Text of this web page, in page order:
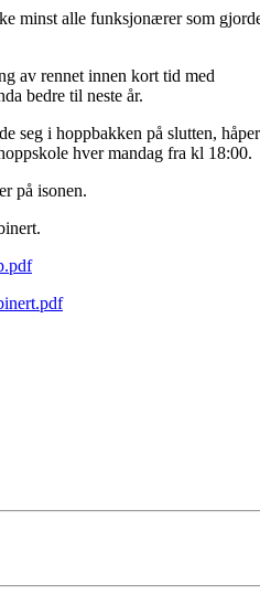
minst alle funksjonærer som
av rennet innen kort tid med
bedre til neste år.
seg i hoppbakken på slutten, håper
hver mandag fra kl 18:00.
på isonen.